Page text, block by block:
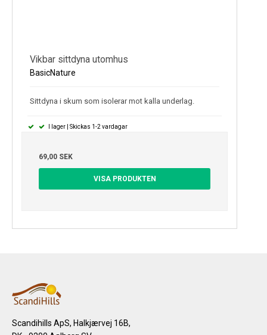
Vikbar sittdyna utomhus
BasicNature
Sittdyna i skum som isolerar mot kalla underlag.
I lager | Skickas 1-2 vardagar
69,00 SEK
VISA PRODUKTEN
Scandihills ApS, Halkjærvej 16B,